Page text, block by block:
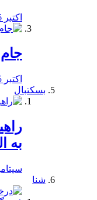
اکتبر 16, 2019
اکتبر 15, 2019
بسکتبال
به
سپتامبر 24,
شنا